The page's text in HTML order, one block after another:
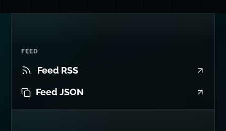
FEED
Feed RSS
Feed JSON